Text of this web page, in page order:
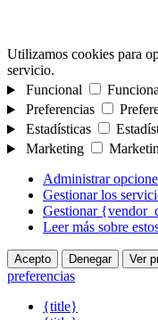
Utilizamos cookies para
servicio.
Funcional
Preferencias
Estadísticas
Marketing
Administrar
Gestionar los
Gestionar
Leer más sobre
Acepto Denegar Ver
preferencias
{title}